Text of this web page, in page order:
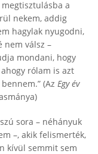
a
nekem, addig
hagylak nyugodni,
nem válsz –
mondani, hogy
rólam is azt
(Az Egy év
sora – néhányuk
–, akik felismerték,
kívül semmit sem